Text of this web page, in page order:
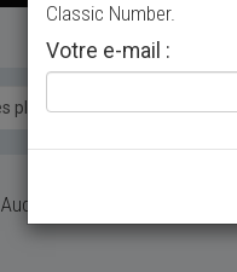
Aucun véhicule ne
Classic Number.
Votre e-mail :